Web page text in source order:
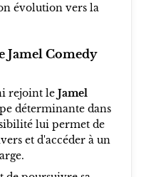
évolution vers la
Jamel Comedy
rejoint le Jamel
déterminante dans
lui permet de
et d'accéder à un